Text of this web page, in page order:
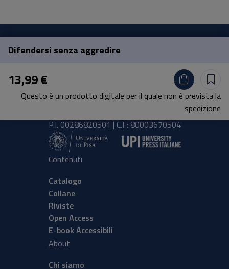
Difendersi senza aggredire
13,99 €
Questo è un prodotto digitale per il quale non è prevista la
spedizione
Pisa University Press
Lungarno Pacinotti 43/44 56126 Pisa
tel.+39 050 2212056
P.I. 00286820501 | C.F: 80003670504
Contenuti
Catalogo
Collane
Riviste
Open Access
E-book Accessibili
About
Chi siamo